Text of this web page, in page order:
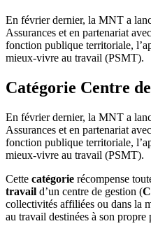
En février dernier, la MNT a
Assurances et en partenariat
fonction publique territoriale,
mieux-vivre au travail (PSMT).
Catégorie Centre
En février dernier, la MNT a
Assurances et en partenariat
fonction publique territoriale,
mieux-vivre au travail (PSMT).
Cette catégorie récompense
travail d’un centre de gestion (
collectivités affiliées ou dans la
au travail destinées à son propre